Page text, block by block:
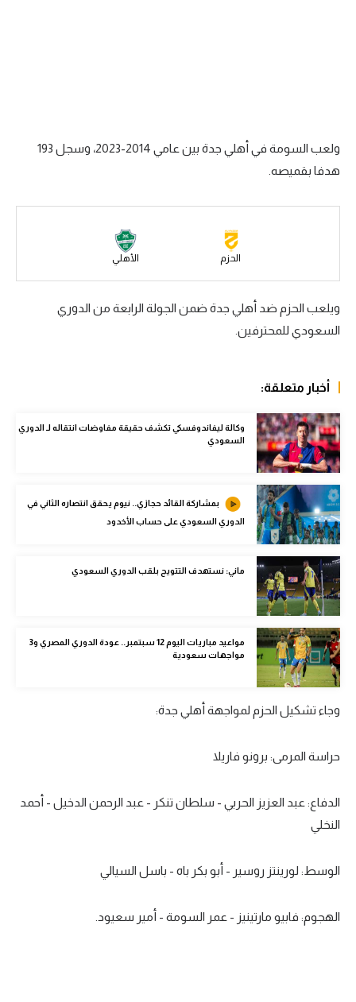
سعودي في الجول
الدوري الإنجليزي
رياضات أخرى
كرة السلة الأمريكية
كرة سلة
كرة يد
كرة طائرة
الوطن العربي
رياضة نسائية
آسيا
أمريكا
ركن الألعاب
Gamers
تحقيق في الجول
حكايات في الجول
ولعب السومة في أهلي جدة بين عامي 2014-2023، وسجل 193
هدفا بقميصه.
الحزم الأهلي
ويلعب الحزم ضد أهلي جدة ضمن الجولة الرابعة من الدوري
السعودي للمحترفين.
أخبار متعلقة:
وكالة ليفاندوفسكي تكشف حقيقة مفاوضات انتقاله لـ الدوري
السعودي
بمشاركة القائد حجازي.. نيوم يحقق انتصاره الثاني في
الدوري السعودي على حساب الأخدود
ماني: نستهدف التتويج بلقب الدوري السعودي
مواعيد مباريات اليوم 12 سبتمبر.. عودة الدوري المصري و3
مواجهات سعودية
وجاء تشكيل الحزم لمواجهة أهلي جدة:
حراسة المرمى: برونو فاريلا
الدفاع: عبد العزيز الحربي - سلطان تنكر - عبد الرحمن الدخيل - أحمد
النخلي
الوسط: لورينتز روسير - أبو بكر باه - باسل السيالي
الهجوم: فابيو مارتينيز - عمر السومة - أمير سعيود.